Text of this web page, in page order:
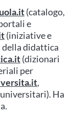
(catalogo,
e
(iniziative e
didattica
(dizionari
per
,
Ha